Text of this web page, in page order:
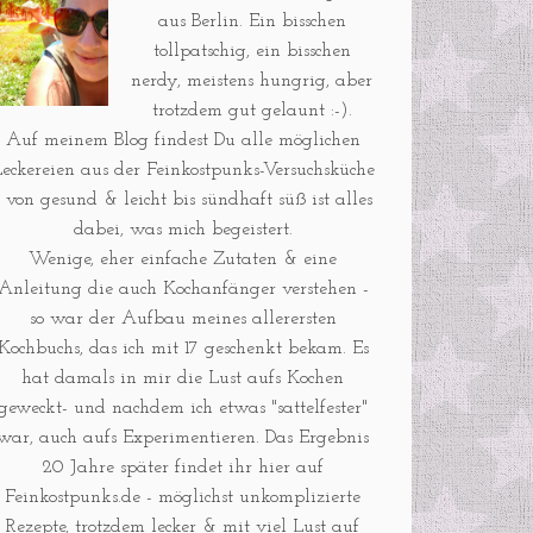
aus Berlin. Ein bisschen
tollpatschig, ein bisschen
nerdy, meistens hungrig, aber
trotzdem gut gelaunt :-).
Auf meinem Blog findest Du alle möglichen
aus der Feinkostpunks-Versuchsküche
von gesund & leicht bis sündhaft süß ist alles
dabei, was mich begeistert.
Wenige, eher einfache Zutaten & eine
die auch Kochanfänger verstehen -
so war der Aufbau meines allerersten
das ich mit 17 geschenkt bekam. Es
hat damals in mir die Lust aufs Kochen
und nachdem ich etwas "sattelfester"
auch aufs Experimentieren. Das Ergebnis
20 Jahre später findet ihr hier auf
Feinkostpunks.de - möglichst unkomplizierte
Rezepte, trotzdem lecker & mit viel Lust auf